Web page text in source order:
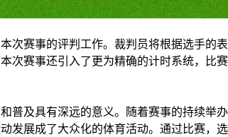
次赛事的评判工作。裁判员将根据选手的
次赛事还引入了更为精确的计时系统，比
普及具有深远的意义。随着赛事的持续举
发展成了大众化的体育活动。通过比赛，